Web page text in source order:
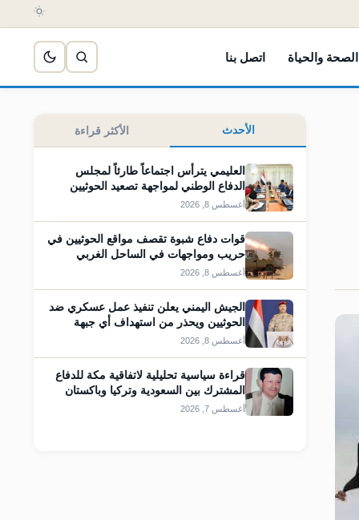
الصحة والحياة اتصل بنا
الأحدث الأكثر قراءة
العليمي يترأس اجتماعاً طارئاً لمجلس
الدفاع الوطني لمواجهة تصعيد الحوثيين
أغسطس 8, 2026
قوات دفاع شبوة تقصف مواقع الحوثيين في
حريب ومواجهات في الساحل الغربي
أغسطس 8, 2026
الجيش اليمني يعلن تنفيذ عمل عسكري ضد
الحوثيين ويحذر من استهداف أي جبهة
أغسطس 8, 2026
قراءة سياسية تحليلية لاتفاقية مكة للدفاع
المشترك بين السعودية وتركيا وباكستان
أغسطس 7, 2026